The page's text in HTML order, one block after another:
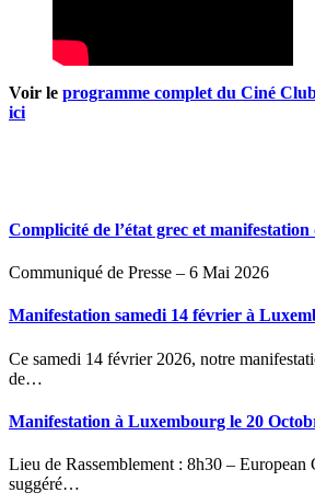
Voir le programme complet du Ciné
ici
Complicité de l’état grec et manifestation
Communiqué de Presse – 6 Mai 2026
Manifestation samedi 14 février à
Ce samedi 14 février 2026, notre manifestation se réunira à nouveau au boulevard Roosevelt à 14h00 pour marcher jusqu'à la place
de…
Manifestation à Luxembourg le 20
Lieu de Rassemblement : 8h30 – European Convention Center, 4 Pl. de l’Europe, Kirchberg Jour de l’action : 20 Octobre Séjour
suggéré…